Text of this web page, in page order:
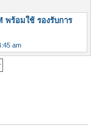
พร้อมใช้ รองรับการ
am